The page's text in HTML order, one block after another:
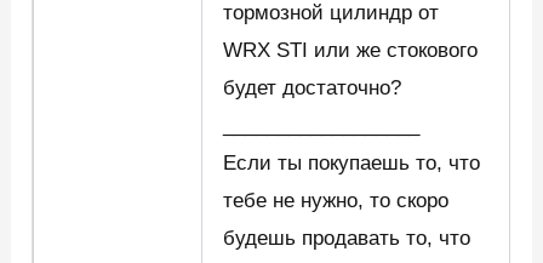
тормозной цилиндр от
WRX STI или же стокового
будет достаточно?
Если ты покупаешь то, что
тебе не нужно, то скоро
будешь продавать то, что